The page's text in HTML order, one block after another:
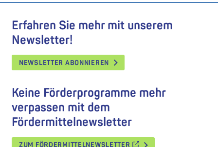
Erfahren Sie mehr mit unserem
Newsletter!
NEWSLETTER ABONNIEREN
Keine Förderprogramme mehr
verpassen mit dem
Fördermittelnewsletter
ZUM FÖRDERMITTELNEWSLETTER